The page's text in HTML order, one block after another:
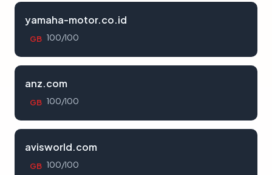
yamaha-motor.co.id
GB 100/100
anz.com
GB 100/100
avisworld.com
GB 100/100